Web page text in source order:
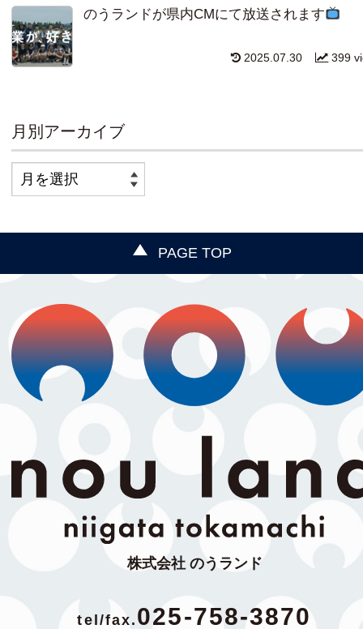
のうランドが県内CMにて放送されます
399
2025.07.30
月別アーカイブ
PAGE TOP
株式会社 のうランド
tel/fax. 025-758-3870